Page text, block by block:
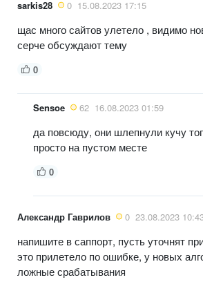
sarkis28 0 15.08.2023 17:15
щас много сайтов улетело , видимо
серче обсуждают тему
0
Sensoe 62 16.08.2023 01:59
да повсюду, они шлепнули кучу
просто на пустом месте
0
Александр Гаврилов 0 23.08.2023
напишите в саппорт, пусть уточнят
это прилетело по ошибке, у новых
ложные срабатывания